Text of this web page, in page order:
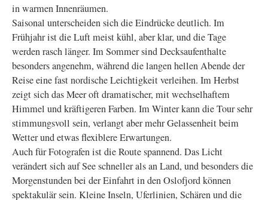
in warmen Innenräumen.
Saisonal unterscheiden sich die Eindrücke deutlich. Im
Frühjahr ist die Luft meist kühl, aber klar, und die Tage
werden rasch länger. Im Sommer sind Decksaufenthalte
besonders angenehm, während die langen hellen Abende der
Reise eine fast nordische Leichtigkeit verleihen. Im Herbst
zeigt sich das Meer oft dramatischer, mit wechselhaftem
Himmel und kräftigeren Farben. Im Winter kann die Tour sehr
stimmungsvoll sein, verlangt aber mehr Gelassenheit beim
Wetter und etwas flexiblere Erwartungen.
Auch für Fotografen ist die Route spannend. Das Licht
verändert sich auf See schneller als an Land, und besonders die
Morgenstunden bei der Einfahrt in den Oslofjord können
spektakulär sein. Kleine Inseln, Uferlinien, Schären und die